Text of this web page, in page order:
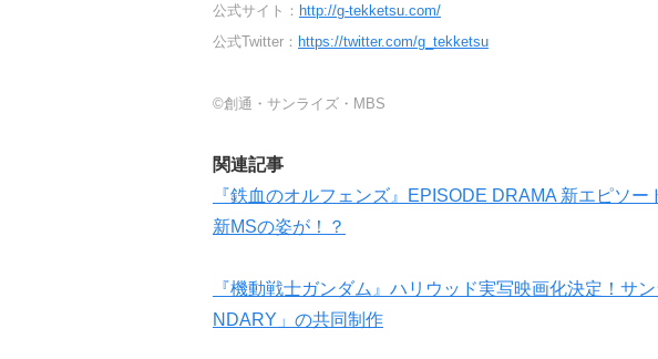
公式サイト： http://g-tekketsu.com/
公式Twitter： https://twitter.com/g_tekketsu
©創通・サンライズ・MBS
関連記事
『鉄血のオルフェンズ』EPISODE DRAMA 新エピソ
新MSの姿が！？
『機動戦士ガンダム』ハリウッド実写映画化決定！サ
NDARY」の共同制作